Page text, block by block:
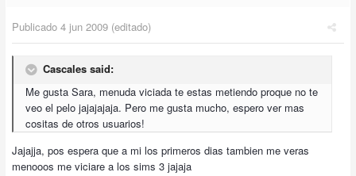
Publicado 4 jun 2009 (editado)
Cascales said:
Me gusta Sara, menuda viciada te estas metiendo proque no te
veo el pelo jajajajaja. Pero me gusta mucho, espero ver mas
cositas de otros usuarios!
Jajajja, pos espera que a mi los primeros dias tambien me veras
menooos me viciare a los sims 3 jajaja